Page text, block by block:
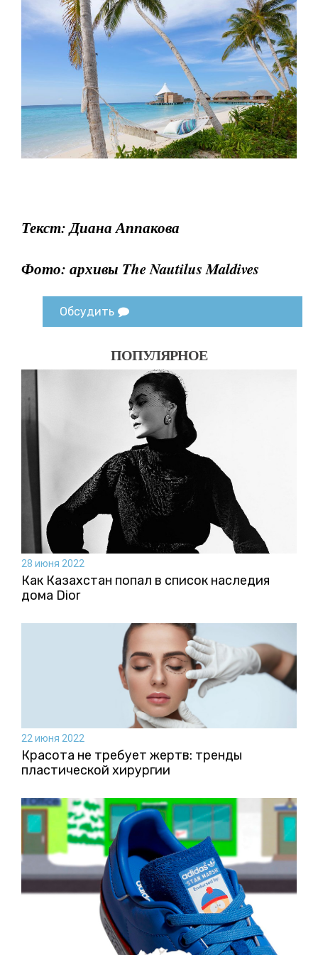
Текст: Диана Аппакова
Фото: архивы The Nautilus Maldives
Обсудить
ПОПУЛЯРНОЕ
28 июня 2022
Как Казахстан попал в список наследия
дома Dior
22 июня 2022
Красота не требует жертв: тренды
пластической хирургии